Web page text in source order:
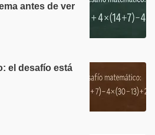
antes de ver
el desafío está